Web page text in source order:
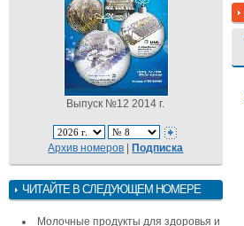
Выпуск №12 2014 г.
Архив номеров |Подписка
ЧИТАЙТЕ В СЛЕДУЮЩЕМ НОМЕРЕ
Молочные продукты для здоровья и